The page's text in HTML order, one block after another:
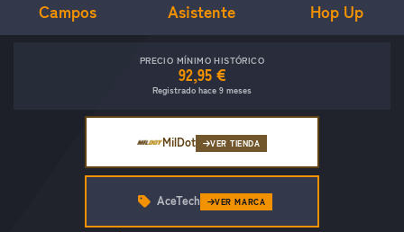
Campos Asistente Hop Up
PRECIO MÍNIMO HISTÓRICO
92,95 €
Registrado hace 9 meses
MilDot VER TIENDA
AceTech VER MARCA